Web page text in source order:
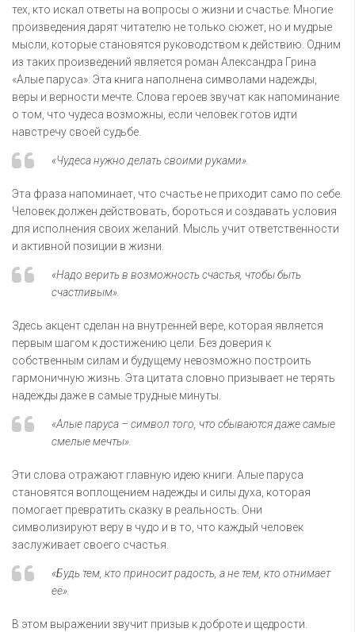
тех, кто искал ответы на вопросы о жизни и счастье. Многие
произведения дарят читателю не только сюжет, но и мудрые
мысли, которые становятся руководством к действию. Одним
из таких произведений является роман Александра Грина
«Алые паруса». Эта книга наполнена символами надежды,
веры и верности мечте. Слова героев звучат как напоминание
о том, что чудеса возможны, если человек готов идти
навстречу своей судьбе.
«Чудеса нужно делать своими руками».
Эта фраза напоминает, что счастье не приходит само по себе.
Человек должен действовать, бороться и создавать условия
для исполнения своих желаний. Мысль учит ответственности
и активной позиции в жизни.
«Надо верить в возможность счастья, чтобы быть
счастливым».
Здесь акцент сделан на внутренней вере, которая является
первым шагом к достижению цели. Без доверия к
собственным силам и будущему невозможно построить
гармоничную жизнь. Эта цитата словно призывает не терять
надежды даже в самые трудные минуты.
«Алые паруса – символ того, что сбываются даже самые
смелые мечты».
Эти слова отражают главную идею книги. Алые паруса
становятся воплощением надежды и силы духа, которая
помогает превратить сказку в реальность. Они
символизируют веру в чудо и в то, что каждый человек
заслуживает своего счастья.
«Будь тем, кто приносит радость, а не тем, кто отнимает
её».
В этом выражении звучит призыв к доброте и щедрости.